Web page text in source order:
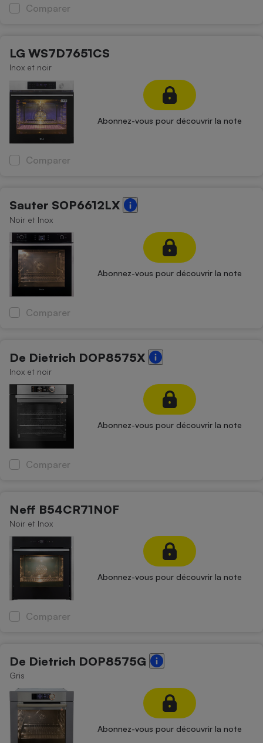
Comparer
LG WS7D7651CS
Inox et noir
Abonnez-vous pour découvrir la note
Comparer
Sauter SOP6612LX
Noir et Inox
Abonnez-vous pour découvrir la note
Comparer
De Dietrich DOP8575X
Inox et noir
Abonnez-vous pour découvrir la note
Comparer
Neff B54CR71N0F
Noir et Inox
Abonnez-vous pour découvrir la note
Comparer
De Dietrich DOP8575G
Gris
Abonnez-vous pour découvrir la note